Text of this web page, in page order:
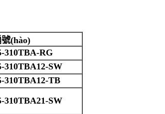
(hào)
310TBA-RG
310TBA12-SW
310TBA12-TB
310TBA21-SW